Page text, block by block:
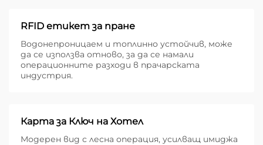
RFID етикет за пране
Водонепроницаем и топлинно устойчив, може
да се използва отново, за да се намали
операционните разходи в прачарската
индустрия.
Карта за Ключ на Хотел
Модерен вид с лесна операция, усилващ имиджа